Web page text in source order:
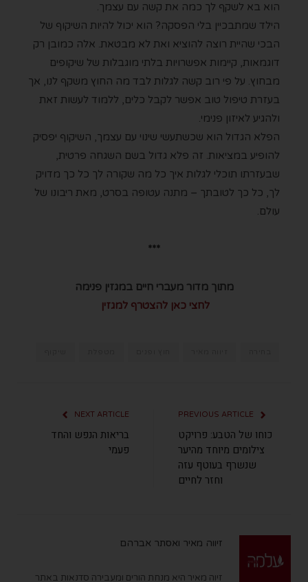
הוא בא לשקף לך כמה את קשה עם עצמך.
הילד שמתבכיין בלי הפסקה? הוא יכול להיות השיקוף של
הבכי שהיית רוצה להוציא ואת לא מבטאת. אלה כמובן רק
דוגמאות, קיימות אפשרויות בלתי מוגבלות של שיקופים
מבחוץ. על פי רוב קשה לגלות לבד מה החוץ משקף לנו, אך
בעזרת טיפול טוב אפשר לקבל כלים, ללמוד לעשות זאת
ולהגיע לאיזון פנימי.
הפלא הגדול הוא שכשתעשי שינוי עם עצמך, השיקוף יפסיק
להופיע במציאות. זה פלא גדול בשם השגחה פרטית,
שבעזרתו תוכלי לגלות איך כל מה שקורה לך כל כך מדויק
לך, כל כך לטובתך – מתנה עטופה בסרט, מאת ריבונו של
עולם.
***
מתוך מדור מעברי חיים במגזין פנימה
לחצי כאן להצטרף למגזין
כוחו של הטבע: פרויקט
צילומים מיוחד מהיער
שנשרף בעוטף עזה
וחזר לחיים
NEXT ARTICLE
בריאות הנפש והחד
פעמי
זיווה מאיר ואסתר אברהם
זיוה מאיר היא מנחת הורים ומעבירה סדנאות באתר